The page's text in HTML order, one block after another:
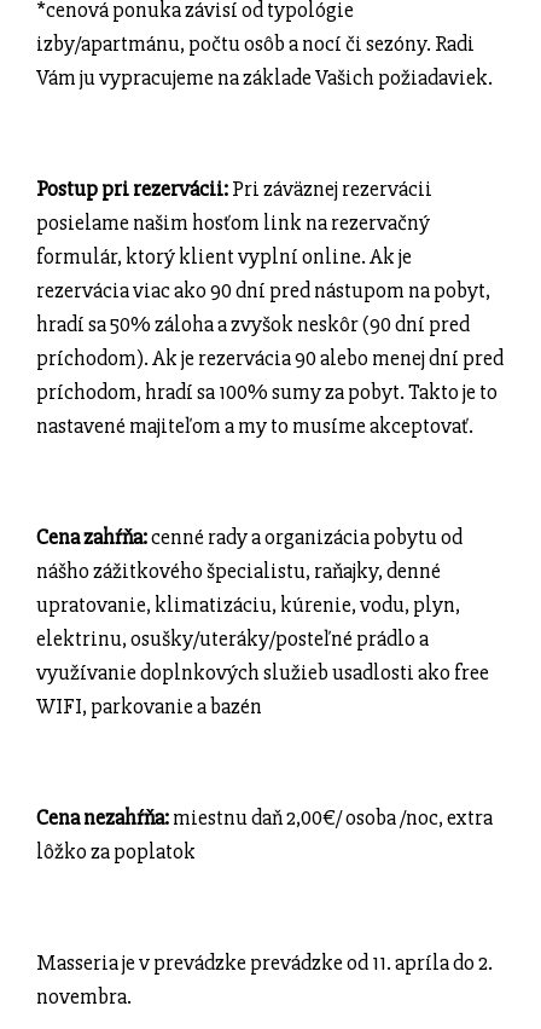
*cenová ponuka závisí od typológie
izby/apartmánu, počtu osôb a nocí či sezóny. Radi
Vám ju vypracujeme na základe Vašich požiadaviek.
Postup pri rezervácii:Pri záväznej rezervácii
posielame našim hosťom link na rezervačný
formulár, ktorý klient vyplní online. Ak je
rezervácia viac ako 90 dní pred nástupom na pobyt,
hradí sa 50% záloha a zvyšok neskôr (90 dní pred
príchodom). Ak je rezervácia 90 alebo menej dní pred
príchodom, hradí sa 100% sumy za pobyt. Takto je to
nastavené majiteľom a my to musíme akceptovať.
Cena zahŕňa:cenné rady a organizácia pobytu od
nášho zážitkového špecialistu, raňajky, denné
upratovanie, klimatizáciu, kúrenie, vodu, plyn,
elektrinu, osušky/uteráky/posteľné prádloa
využívanie doplnkových služieb usadlosti ako free
WIFI, parkovanie a bazén
Cena nezahŕňa:miestnu daň 2,00€/ osoba /noc, extra
lôžko za poplatok
Masseria je v prevádzke prevádzke od 11. apríla do 2.
novembra.